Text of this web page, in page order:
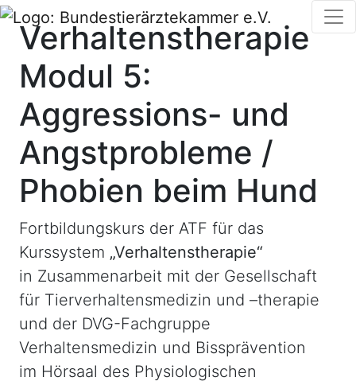
Verhaltenstherapie
Modul 5:
Aggressions- und
Angstprobleme /
Phobien beim Hund
Fortbildungskurs der ATF für das
Kurssystem „Verhaltenstherapie“
in Zusammenarbeit mit der Gesellschaft
für Tierverhaltensmedizin und –therapie
und der DVG-Fachgruppe
Verhaltensmedizin und Bissprävention
im Hörsaal des Physiologischen